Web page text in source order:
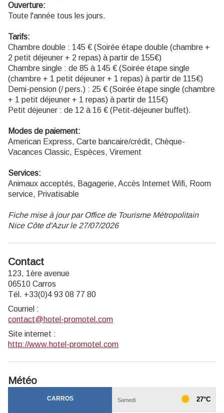
Ouverture:
Toute l'année tous les jours.
Tarifs:
Chambre double : 145 € (Soirée étape double (chambre +
2 petit déjeuner + 2 repas) à partir de 155€)
Chambre single : de 85 à 145 € (Soirée étape single
(chambre + 1 petit déjeuner + 1 repas) à partir de 115€)
Demi-pension (/ pers.) : 25 € (Soirée étape single (chambre
+ 1 petit déjeuner + 1 repas) à partir de 115€)
Petit déjeuner : de 12 à 16 € (Petit-déjeuner buffet).
Modes de paiement:
American Express, Carte bancaire/crédit, Chèque-
Vacances Classic, Espèces, Virement
Services:
Animaux acceptés, Bagagerie, Accès Internet Wifi, Room
service, Privatisable
Fiche mise à jour par Office de Tourisme Métropolitain
Nice Côte d'Azur le 27/07/2026
Contact
123, 1ère avenue
06510 Carros
Tél. +33(0)4 93 08 77 80
Courriel :
contact@hotel-promotel.com
Site internet :
http://www.hotel-promotel.com
Météo